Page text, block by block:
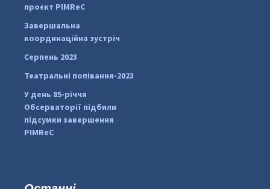
проєкт PIMReC
Завершальна
координаційна зустріч
Серпень 2023
Театральні попівання-2023
У день 85-річчя
Обсерваторії підбили
підсумки завершення
PIMReC